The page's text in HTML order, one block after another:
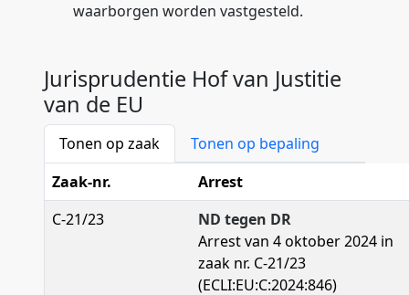
waarborgen worden vastgesteld.
Jurisprudentie Hof van Justitie
van de EU
Tonen op zaak
Tonen op bepaling
Zaak-nr.
Arrest
C-21/23
ND tegen DR
Arrest van 4 oktober 2024 in
zaak nr. C-21/23
(ECLI:EU:C:2024:846)